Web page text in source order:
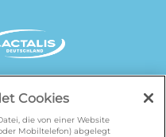
Cookies
die von einer Website
Mobiltelefon) abgelegt